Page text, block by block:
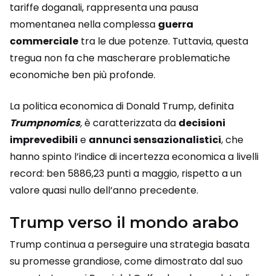
tariffe doganali, rappresenta una pausa
momentanea nella complessa guerra
commerciale tra le due potenze. Tuttavia, questa
tregua non fa che mascherare problematiche
economiche ben più profonde.
La politica economica di Donald Trump, definita
Trumpnomics,è caratterizzata da decisioni
imprevedibili e annunci sensazionalistici, che
hanno spinto l’indice di incertezza economica a livelli
record: ben 5886,23 punti a maggio, rispetto a un
valore quasi nullo dell’anno precedente.
Trump verso il mondo arabo
Trump continua a perseguire una strategia basata
su promesse grandiose, come dimostrato dal suo